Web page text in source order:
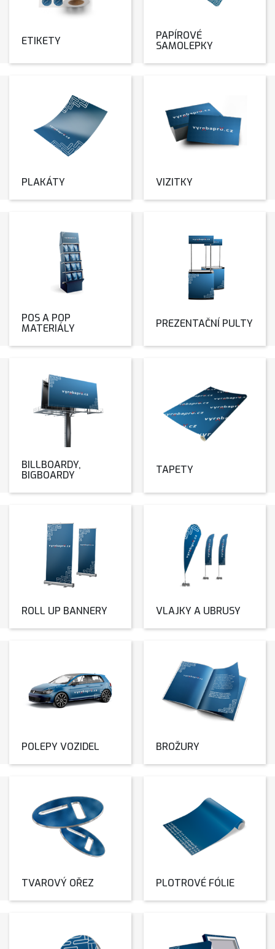
ETIKETY
PAPÍROVÉ
SAMOLEPKY
PLAKÁTY VIZITKY
POS A POP
MATERIÁLY
PREZENTAČNÍ PULTY
BILLBOARDY,
BIGBOARDY
TAPETY
ROLL UP BANNERY VLAJKY A UBRUSY
POLEPY VOZIDEL BROŽURY
TVAROVÝ OŘEZ PLOTROVÉ FÓLIE